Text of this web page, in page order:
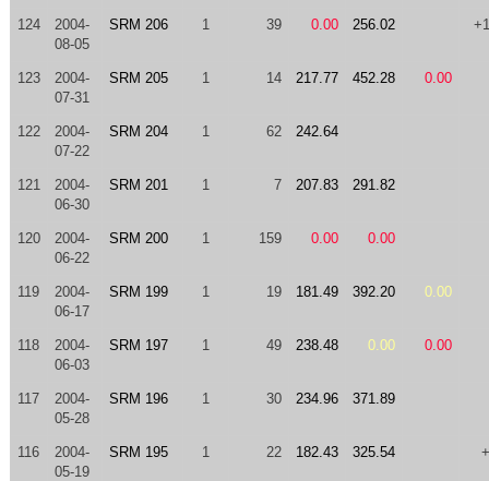
124
2004-
08-05
SRM 206 1 39 0.00 256.02
123
2004-
07-31
SRM 205 1 14 217.77 452.28 0.00
122
2004-
07-22
SRM 204 1 62 242.64
121
2004-
06-30
SRM 201 1 7 207.83 291.82
120
2004-
06-22
SRM 200 1 159 0.00 0.00
119
2004-
06-17
SRM 199 1 19 181.49 392.20 0.00
118
2004-
06-03
SRM 197 1 49 238.48 0.00 0.00
117
2004-
05-28
SRM 196 1 30 234.96 371.89
116
2004-
05-19
SRM 195 1 22 182.43 325.54